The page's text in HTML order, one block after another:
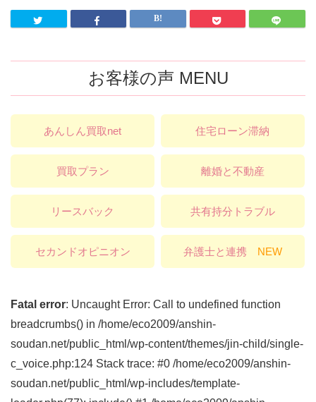
お客様の声 MENU
あんしん買取net 住宅ローン滞納
買取プラン 離婚と不動産
リースバック 共有持分トラブル
セカンドオピニオン 弁護士と連携 NEW
Fatal error: Uncaught Error: Call to undefined function
breadcrumbs() in /home/eco2009/anshin-
soudan.net/public_html/wp-content/themes/jin-child/single-
c_voice.php:124 Stack trace: #0 /home/eco2009/anshin-
soudan.net/public_html/wp-includes/template-